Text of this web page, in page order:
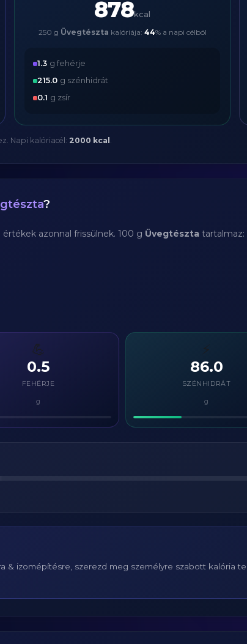
878kcal
250 g Üvegtészta kalóriája: 44% a napi célból
1.3 g fehérje
215.0 g szénhidrát
0.1 g zsír
Napi kalóriacél: 2000 kcal .
?
azonnal frissülnek. 100 g Üvegtészta tartalmaz:
💪
0.5
FEHÉRJE
g
⚡
86.0
SZÉNHIDRÁT
g
& izomépítésre, szerezd meg személyre szabott kalória